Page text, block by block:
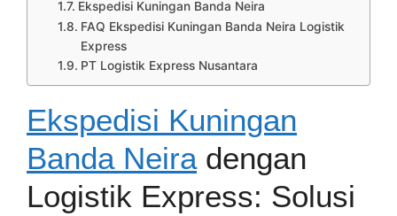
Ekspedisi Kuningan Banda Neira
FAQ Ekspedisi Kuningan Banda Neira Logistik
Express
PT Logistik Express Nusantara
Ekspedisi Kuningan
Banda Neiradengan
Logistik Express: Solusi